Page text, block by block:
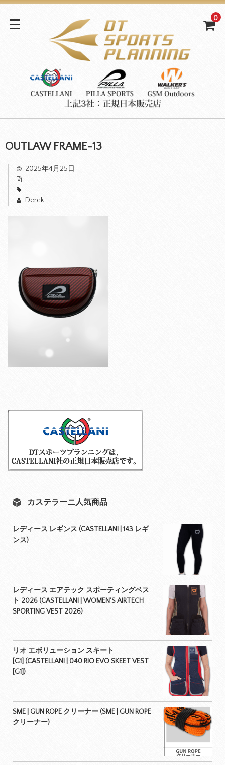
0
OUTLAW FRAME-13
2025年4月25日
Derek
カステラーニ人気商品
レディース レギンス (CASTELLANI | 143 レギ
ンス)
レディース エアテック スポーティングベス
ト 2026 (CASTELLANI | WOMEN’S AIRTECH
SPORTING VEST 2026)
リオ エボリューション スキート
[G1] (CASTELLANI | 040 RIO EVO SKEET VEST
[G1])
SME | GUN ROPE クリーナー (SME | GUN ROPE
クリーナー)